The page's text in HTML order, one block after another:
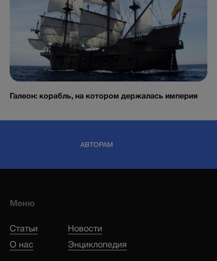
Галеон: корабль, на котором держалась империя
АВТОРАМ
Меню
Статьи
Новости
О нас
Энциклопедия